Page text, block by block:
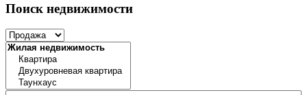
Поиск недвижимости